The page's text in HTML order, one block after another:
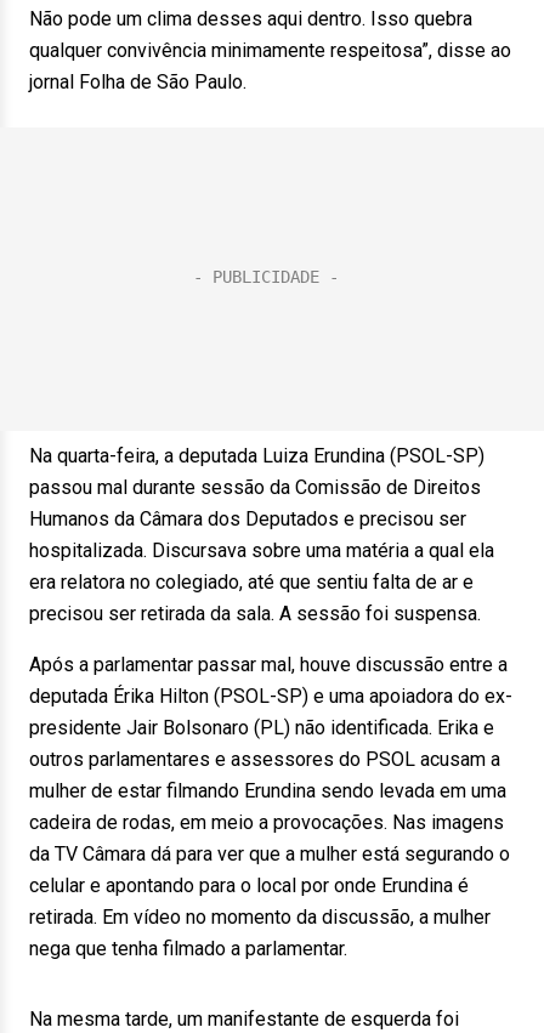
Não pode um clima desses aqui dentro. Isso quebra
qualquer convivência minimamente respeitosa”, disse ao
jornal Folha de São Paulo.
Na quarta-feira, a deputada Luiza Erundina (PSOL-SP)
passou mal durante sessão da Comissão de Direitos
Humanos da Câmara dos Deputados e precisou ser
hospitalizada. Discursava sobre uma matéria a qual ela
era relatora no colegiado, até que sentiu falta de ar e
precisou ser retirada da sala. A sessão foi suspensa.
Após a parlamentar passar mal, houve discussão entre a
deputada Érika Hilton (PSOL-SP) e uma apoiadora do ex-
presidente Jair Bolsonaro (PL) não identificada. Erika e
outros parlamentares e assessores do PSOL acusam a
mulher de estar filmando Erundina sendo levada em uma
cadeira de rodas, em meio a provocações. Nas imagens
da TV Câmara dá para ver que a mulher está segurando o
celular e apontando para o local por onde Erundina é
retirada. Em vídeo no momento da discussão, a mulher
nega que tenha filmado a parlamentar.
Na mesma tarde, um manifestante de esquerda foi